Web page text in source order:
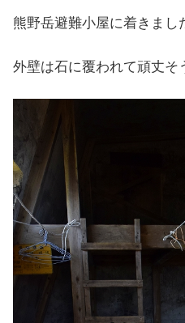
熊野岳避難小屋に着きまし
外壁は石に覆われて頑丈そ